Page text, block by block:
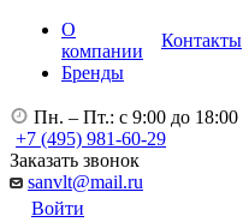
О
компании
Бренды
Контакты
Пн. – Пт.: с 9:00 до 18:00
+7 (495) 981-60-29
Заказать звонок
sanvlt@mail.ru
Войти